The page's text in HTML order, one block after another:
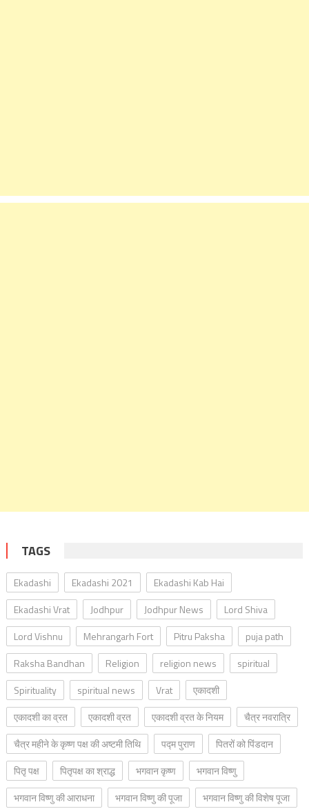
TAGS
Ekadashi Ekadashi 2021
Ekadashi Kab Hai
Ekadashi Vrat
Jodhpur Jodhpur News
Lord Shiva
Lord Vishnu
Mehrangarh Fort Pitru Paksha
puja path
Raksha Bandhan
Religion religion news
spiritual
Spirituality
spiritual news Vrat
एकादशी
एकादशी का व्रत
एकादशी व्रत एकादशी व्रत के नियम
चैत्र नवरात्रि
चैत्र महीने के कृष्ण पक्ष की अष्टमी तिथि
पद्म पुराण
पितरों को पिंडदान
पितृ पक्ष
पितृपक्ष का श्राद्ध भगवान कृष्ण
भगवान विष्णु
भगवान विष्णु की आराधना
भगवान विष्णु की पूजा भगवान विष्णु की विशेष पूजा